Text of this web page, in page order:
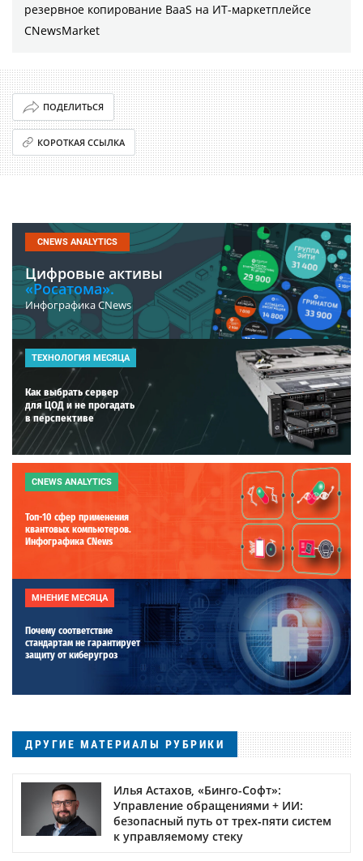
резервное копирование BaaS на ИТ-маркетплейсе
CNewsMarket
ПОДЕЛИТЬСЯ
КОРОТКАЯ ССЫЛКА
CNEWS ANALYTICS
Цифровые активы
«Росатома».
Инфографика CNews
ТЕХНОЛОГИЯ МЕСЯЦА
Как выбрать сервер
для ЦОД и не прогадать
в перспективе
CNEWS ANALYTICS
Топ-10 сфер применения
квантовых компьютеров.
Инфографика CNews
МНЕНИЕ МЕСЯЦА
Почему соответствие
стандартам не гарантирует
защиту от киберугроз
ДРУГИЕ МАТЕРИАЛЫ РУБРИКИ
Илья Астахов, «Бинго-Софт»:
Управление обращениями + ИИ:
безопасный путь от трех‑пяти систем
к управляемому стеку